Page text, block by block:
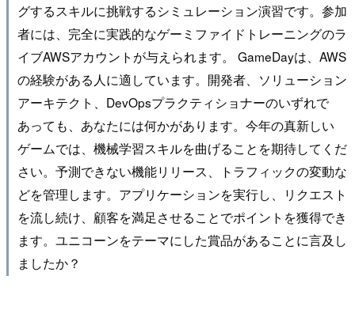
グするスキルに挑戦するシミュレーション演習です。参加
者には、完全に実践的なゲーミファイドトレーニングのラ
イブAWSアカウントが与えられます。 GameDayは、AWS
の経験がある人に適しています。開発者、ソリューション
アーキテクト、DevOpsプラクティショナーのいずれで
あっても、あなたには何かがあります。今年の真新しい
ゲームでは、機械学習スキルを曲げることを期待してくだ
さい。予測できない機能リリース、トラフィックの変動な
どを管理します。アプリケーションを実行し、リクエスト
を流し続け、顧客を満足させることでポイントを獲得でき
ます。ユニコーンをテーマにした賞品があることに言及し
ましたか？